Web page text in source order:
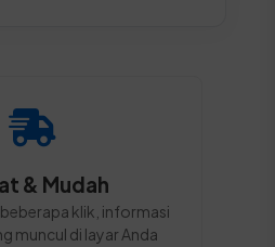
& Mudah
klik, informasi
muncul di layar Anda